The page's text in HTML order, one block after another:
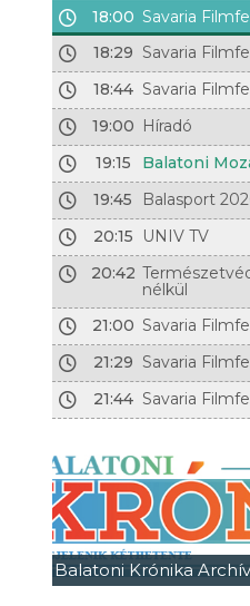
18:00 Savaria
18:29 Savaria
18:44 Savaria
19:00 Híradó
19:15
Balatoni
19:45
Balasport
20:15
UNIV TV
20:42
nélkül
21:00 Savaria
21:29 Savaria
21:44 Savaria
Balatoni Krónika